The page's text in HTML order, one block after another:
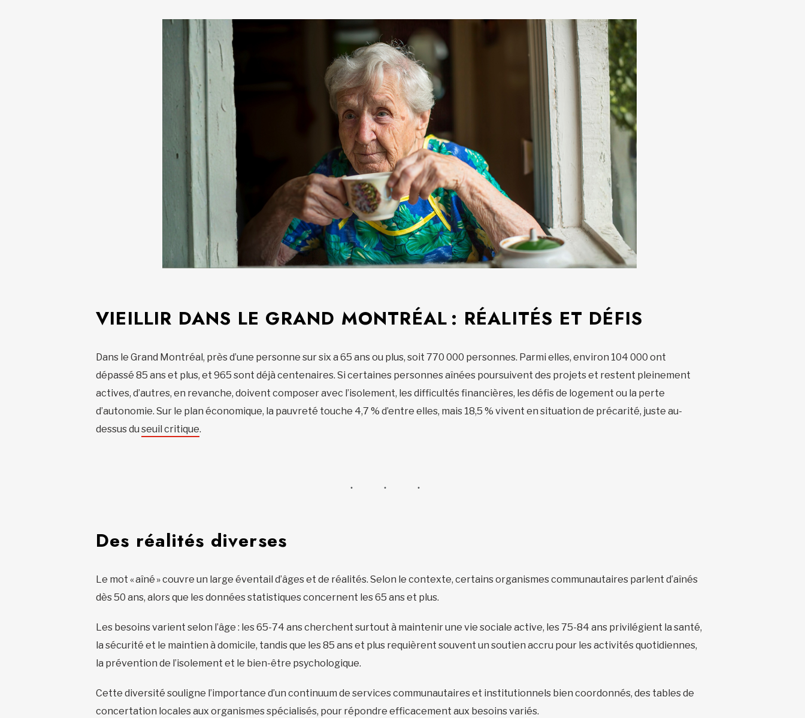
VIEILLIR DANS LE GRAND MONTRÉAL : RÉALITÉS ET DÉFIS
Dans le Grand Montréal, près d’une personne sur six a 65 ans ou plus, soit 770 000 personnes. Parmi elles, environ 104 000 ont
dépassé 85 ans et plus, et 965 sont déjà centenaires. Si certaines personnes aînées poursuivent des projets et restent pleinement
actives, d’autres, en revanche, doivent composer avec l’isolement, les difficultés financières, les défis de logement ou la perte
d’autonomie. Sur le plan économique, la pauvreté touche 4,7 % d’entre elles, mais 18,5 % vivent en situation de précarité, juste au-
dessus du seuil critique.
Des réalités diverses
Le mot « aîné » couvre un large éventail d’âges et de réalités. Selon le contexte, certains organismes communautaires parlent d’aînés
dès 50 ans, alors que les données statistiques concernent les 65 ans et plus.
Les besoins varient selon l’âge : les 65-74 ans cherchent surtout à maintenir une vie sociale active, les 75-84 ans privilégient la santé,
la sécurité et le maintien à domicile, tandis que les 85 ans et plus requièrent souvent un soutien accru pour les activités quotidiennes,
la prévention de l’isolement et le bien-être psychologique.
Cette diversité souligne l’importance d’un continuum de services communautaires et institutionnels bien coordonnés, des tables de
concertation locales aux organismes spécialisés, pour répondre efficacement aux besoins variés.